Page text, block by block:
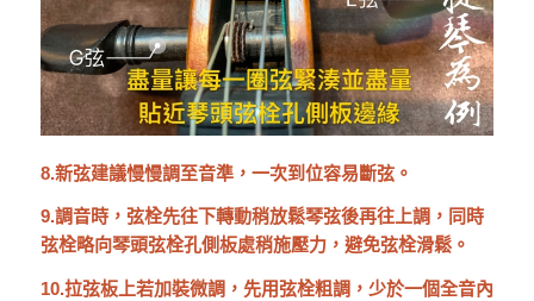
8.新弦建議慢慢調至音準，一次到位容易斷弦。
9.調音時，弦栓先往下轉動稍放鬆琴弦後再往上調，同時
弦栓略向琴頭弦栓孔側板處稍施壓力，避免弦栓滑鬆。
10.拉弦板上若加裝微調，先用弦栓粗調，少於一個全音內